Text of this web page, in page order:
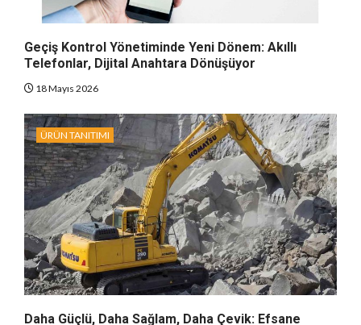
Geçiş Kontrol Yönetiminde Yeni Dönem: Akıllı
Telefonlar, Dijital Anahtara Dönüşüyor
18 Mayıs 2026
ÜRÜN TANITIMI
Daha Güçlü, Daha Sağlam, Daha Çevik: Efsane